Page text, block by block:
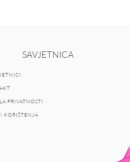
SAVJETNICA
PRIVATNOSTI
KORIŠTENJA